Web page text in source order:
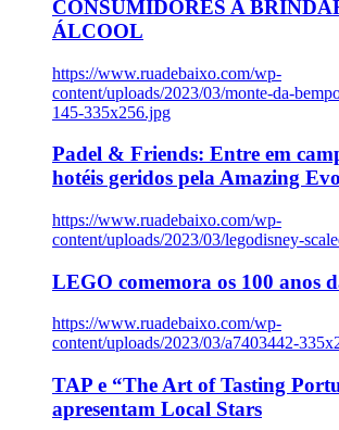
CONSUMIDORES A
ÁLCOOL
https://www.ruadebaixo.com/wp-
content/uploads/2023/03/monte-da-
145-335x256.jpg
Padel & Friends: Entre em
hotéis geridos pela Amazing
https://www.ruadebaixo.com/wp-
content/uploads/2023/03/legodisney-
LEGO comemora os 100 anos
https://www.ruadebaixo.com/wp-
content/uploads/2023/03/a7403442-
TAP e “The Art of Tasting
apresentam Local Stars